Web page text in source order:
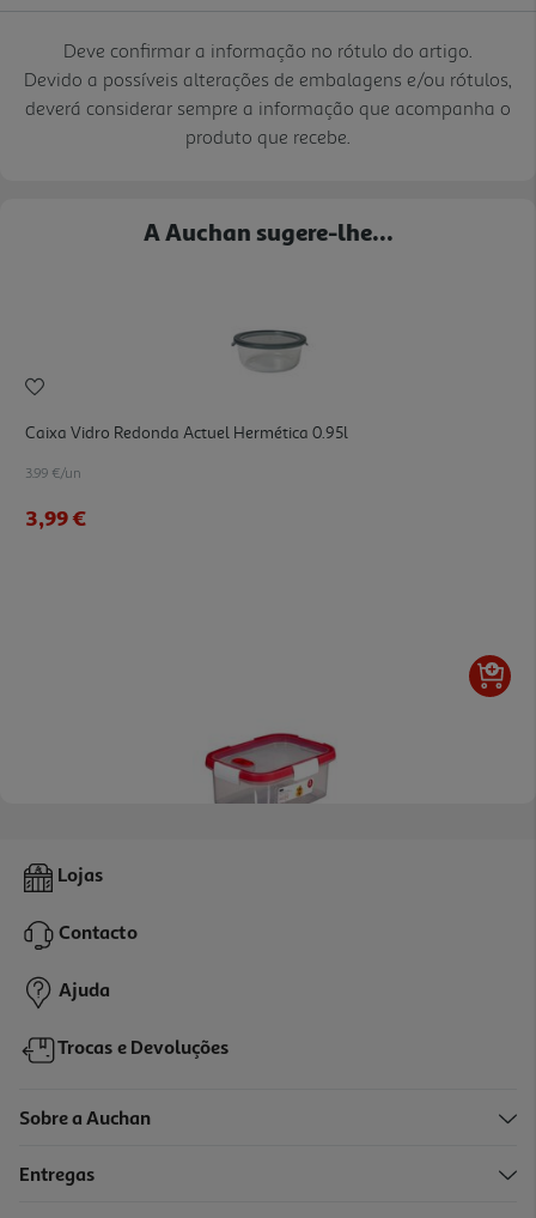
Deve confirmar a informação no rótulo do artigo.
Devido a possíveis alterações de embalagens e/ou rótulos,
deverá considerar sempre a informação que acompanha o
produto que recebe.
A Auchan sugere-lhe...
Caixa Vidro Redonda Actuel Hermética 0.95l
3.99 €/un
3,99 €
Caixa Hermética Rect. Actuel Plástico 3.5l
7,99 €
Lojas
Contacto
Ajuda
Trocas e Devoluções
Sobre a Auchan
Entregas